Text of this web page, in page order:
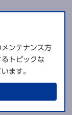
ンテナンス方
トピックな
ます。